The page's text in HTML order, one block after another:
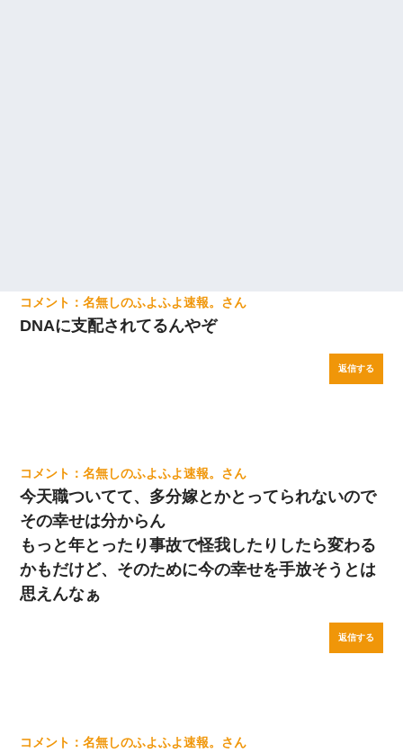
名無しのふよふよ速報。
DNAに支配されてるんやぞ
返信する
名無しのふよふよ速報。
今天職ついてて、多分嫁とかとってられないので
その幸せは分からん
もっと年とったり事故で怪我したりしたら変わる
かもだけど、そのために今の幸せを手放そうとは
思えんなぁ
返信する
名無しのふよふよ速報。